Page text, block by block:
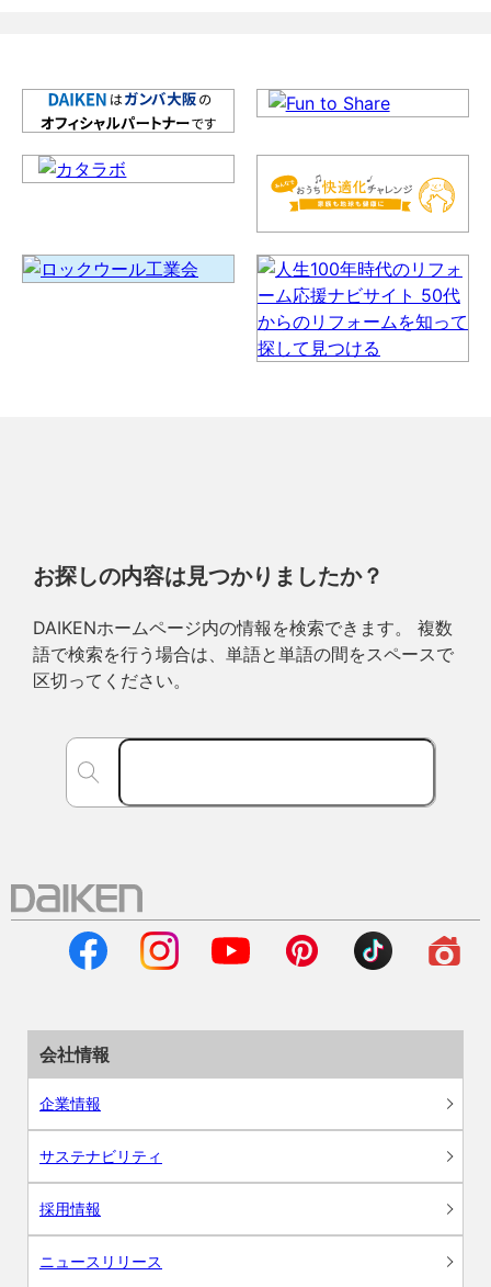
お探しの内容は見つかりましたか？
DAIKENホームページ内の情報を検索できます。 複数
語で検索を行う場合は、単語と単語の間をスペースで
区切ってください。
会社情報
企業情報
サステナビリティ
採用情報
ニュースリリース